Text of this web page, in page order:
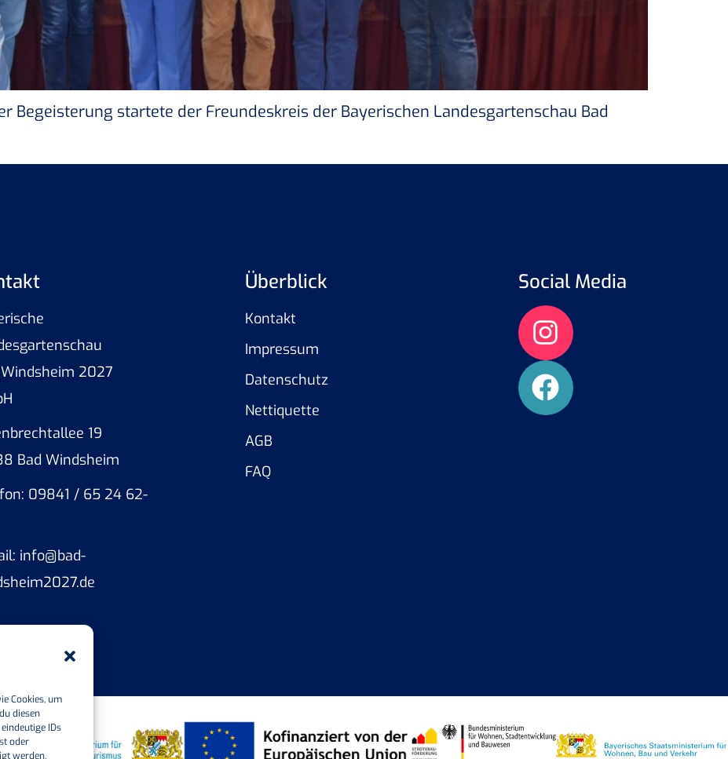
Cookies, um
diesen
IDs
oder
werden.
Begeisterung startete der Freundeskreis der Bayerischen Landesgartenschau Bad
2027
19
Bad Windsheim
09841 / 65 24 62-
info@bad-
Überblick
Kontakt
Impressum
Datenschutz
Nettiquette
AGB
FAQ
Social Media